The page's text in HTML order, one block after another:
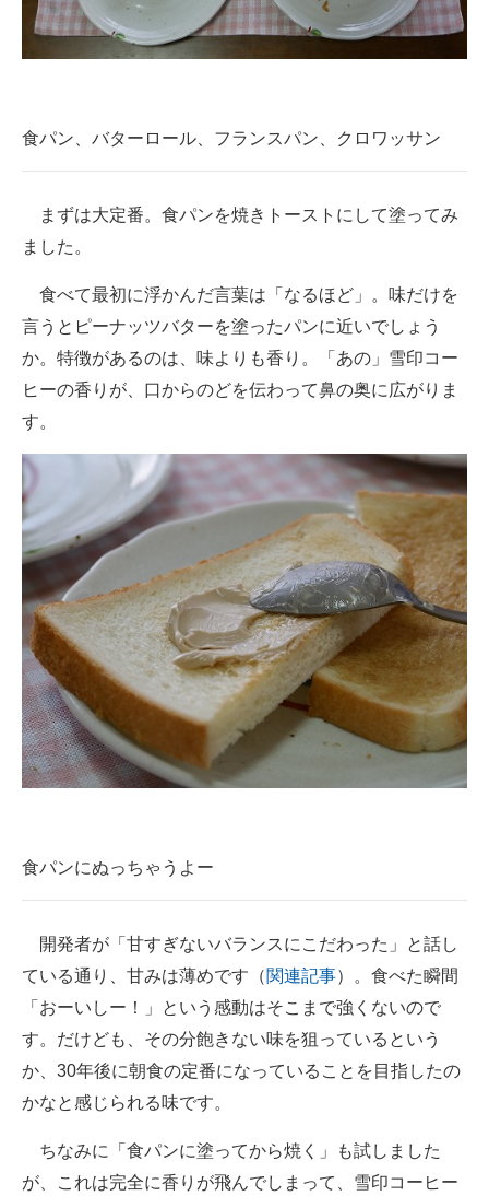
食パン、バターロール、フランスパン、クロワッサン
まずは大定番。食パンを焼きトーストにして塗ってみ
ました。
食べて最初に浮かんだ言葉は「なるほど」。味だけを
言うとピーナッツバターを塗ったパンに近いでしょう
か。特徴があるのは、味よりも香り。「あの」雪印コー
ヒーの香りが、口からのどを伝わって鼻の奥に広がりま
す。
食パンにぬっちゃうよー
開発者が「甘すぎないバランスにこだわった」と話し
ている通り、甘みは薄めです（関連記事）。食べた瞬間
「おーいしー！」という感動はそこまで強くないので
す。だけども、その分飽きない味を狙っているという
か、30年後に朝食の定番になっていることを目指したの
かなと感じられる味です。
ちなみに「食パンに塗ってから焼く」も試しました
が、これは完全に香りが飛んでしまって、雪印コーヒー